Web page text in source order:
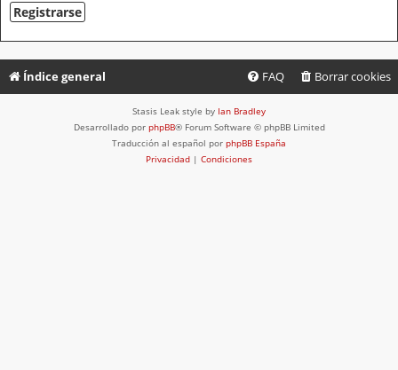
Registrarse
Índice general Borrar cookies
FAQ
Stasis Leak style by Ian Bradley
Desarrollado por phpBB® Forum Software © phpBB Limited
Traducción al español por phpBB España
Privacidad | Condiciones